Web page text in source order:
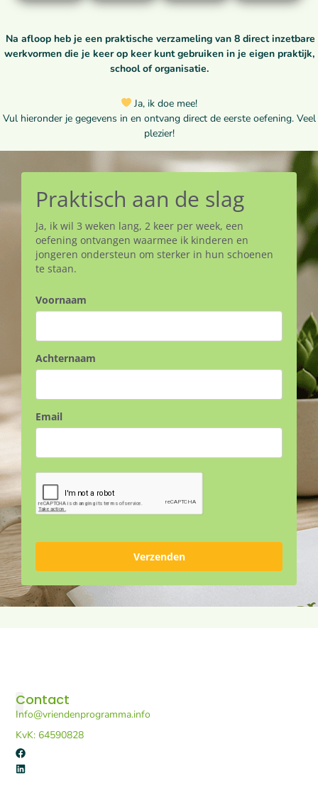
Na afloop heb je een praktische verzameling van 8 direct inzetbare
werkvormen die je keer op keer kunt gebruiken in je eigen praktijk,
school of organisatie.
Ja, ik doe mee!
Vul hieronder je gegevens in en ontvang direct de eerste oefening. Veel
plezier!
Praktisch aan de slag
Ja, ik wil 3 weken lang, 2 keer per week, een
oefening ontvangen waarmee ik kinderen en
jongeren ondersteun om sterker in hun schoenen
te staan.
Voornaam
Achternaam
Email
Verzenden
Contact
Info@vriendenprogramma.info
KvK: 64590828